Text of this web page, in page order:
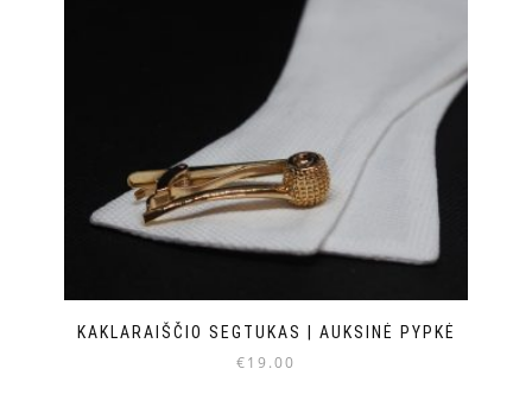
KAKLARAIŠČIO SEGTUKAS | AUKSINĖ PYPKĖ
€19.00